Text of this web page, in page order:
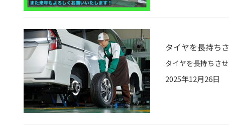
タイヤを長持ち
2025年12月26日